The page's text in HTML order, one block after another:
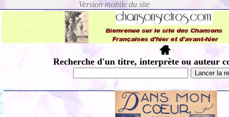
Recherche d'un titre, interprète ou auteur